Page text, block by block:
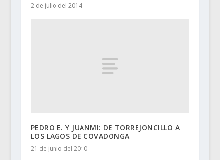
2 de julio del 2014
PEDRO E. Y JUANMI: DE TORREJONCILLO A
LOS LAGOS DE COVADONGA
21 de junio del 2010